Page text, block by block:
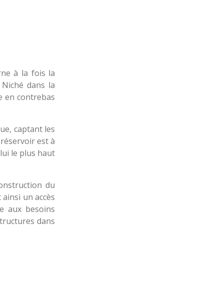
à la fois la
dans la
en contrebas
captant les
est à
le plus haut
du
un accès
aux besoins
dans